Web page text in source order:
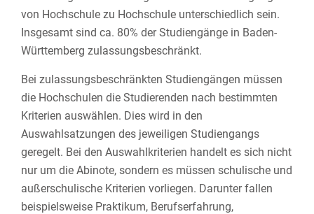
von Hochschule zu Hochschule unterschiedlich sein.
Insgesamt sind ca. 80% der Studiengänge in Baden-
Württemberg zulassungsbeschränkt.
Bei zulassungsbeschränkten Studiengängen müssen
die Hochschulen die Studierenden nach bestimmten
Kriterien auswählen. Dies wird in den
Auswahlsatzungen des jeweiligen Studiengangs
geregelt. Bei den Auswahlkriterien handelt es sich nicht
nur um die Abinote, sondern es müssen schulische und
außerschulische Kriterien vorliegen. Darunter fallen
beispielsweise Praktikum, Berufserfahrung,